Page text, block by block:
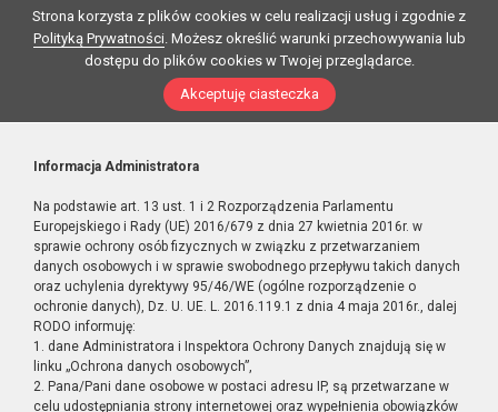
Strona korzysta z plików cookies w celu realizacji usług i zgodnie z
Polityką Prywatności. Możesz określić warunki przechowywania lub
dostępu do plików cookies w Twojej przeglądarce.
Akceptuję ciasteczka
Informacja Administratora
Na podstawie art. 13 ust. 1 i 2 Rozporządzenia Parlamentu
Europejskiego i Rady (UE) 2016/679 z dnia 27 kwietnia 2016r. w
sprawie ochrony osób fizycznych w związku z przetwarzaniem
danych osobowych i w sprawie swobodnego przepływu takich danych
oraz uchylenia dyrektywy 95/46/WE (ogólne rozporządzenie o
ochronie danych), Dz. U. UE. L. 2016.119.1 z dnia 4 maja 2016r., dalej
RODO informuję:
1. dane Administratora i Inspektora Ochrony Danych znajdują się w
linku „Ochrona danych osobowych”,
2. Pana/Pani dane osobowe w postaci adresu IP, są przetwarzane w
celu udostępniania strony internetowej oraz wypełnienia obowiązków